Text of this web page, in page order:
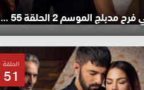
مسلسل اسمي فرح مدبلج الموسم 2 الحلقة 55 HD
الحلقة
51